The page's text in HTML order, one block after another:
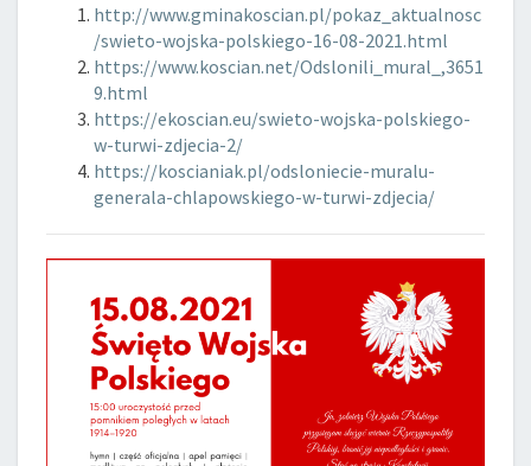
http://www.gminakoscian.pl/pokaz_aktualnosc
/swieto-wojska-polskiego-16-08-2021.html
https://www.koscian.net/Odslonili_mural_,3651
9.html
https://ekoscian.eu/swieto-wojska-polskiego-
w-turwi-zdjecia-2/
https://koscianiak.pl/odsloniecie-muralu-
generala-chlapowskiego-w-turwi-zdjecia/